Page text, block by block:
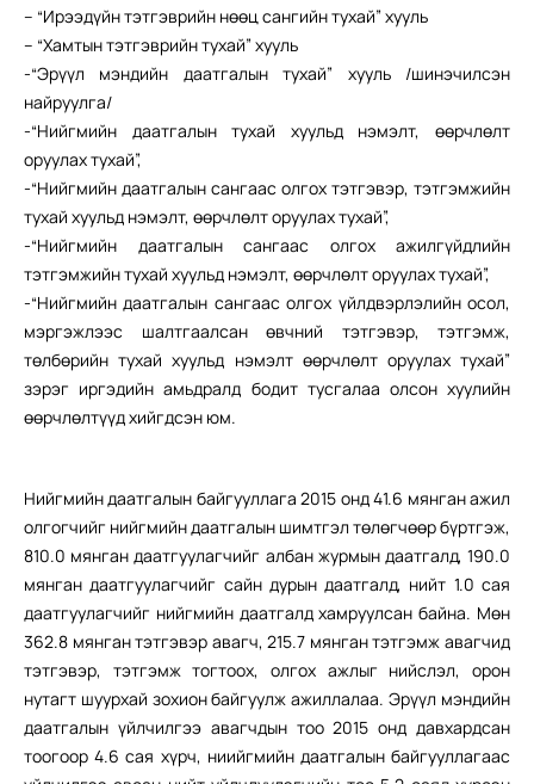
– “Ирээдүйн тэтгэврийн нөөц сангийн тухай” хууль
– “Хамтын тэтгэврийн тухай” хууль
-“Эрүүл мэндийн даатгалын тухай” хууль /шинэчилсэн
найруулга/
-“Нийгмийн даатгалын тухай хуульд нэмэлт, өөрчлөлт
оруулах тухай”,
-“Нийгмийн даатгалын сангаас олгох тэтгэвэр, тэтгэмжийн
тухай хуульд нэмэлт, өөрчлөлт оруулах тухай”,
-“Нийгмийн даатгалын сангаас олгох ажилгүйдлийн
тэтгэмжийн тухай хуульд нэмэлт, өөрчлөлт оруулах тухай”,
-“Нийгмийн даатгалын сангаас олгох үйлдвэрлэлийн осол,
мэргэжлээс шалтгаалсан өвчний тэтгэвэр, тэтгэмж,
төлбөрийн тухай хуульд нэмэлт өөрчлөлт оруулах тухай”
зэрэг иргэдийн амьдралд бодит тусгалаа олсон хуулийн
өөрчлөлтүүд хийгдсэн юм.
Нийгмийн даатгалын байгууллага 2015 онд 41.6 мянган ажил
олгогчийг нийгмийн даатгалын шимтгэл төлөгчөөр бүртгэж,
810.0 мянган даатгуулагчийг албан журмын даатгалд, 190.0
мянган даатгуулагчийг сайн дурын даатгалд, нийт 1.0 сая
даатгуулагчийг нийгмийн даатгалд хамруулсан байна. Мөн
362.8 мянган тэтгэвэр авагч, 215.7 мянган тэтгэмж авагчид
тэтгэвэр, тэтгэмж тогтоох, олгох ажлыг нийслэл, орон
нутагт шуурхай зохион байгуулж ажиллалаа. Эрүүл мэндийн
даатгалын үйлчилгээ авагчдын тоо 2015 онд давхардсан
тоогоор 4.6 сая хүрч, ниийгмийн даатгалын байгууллагаас